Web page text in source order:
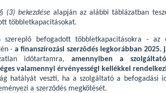
(3) bekezdésealapján az alábbi táblázatban
többletkapacitásokat.
befogadott többletkapacitásokra - az
-a finanszírozási szerződés legkorábban 2025.
időtartamra, amennyiben a
valamennyi érvényességi kellékkel
hatályát veszti, ha a szolgáltató a befogadási
a szerződés megkötését.